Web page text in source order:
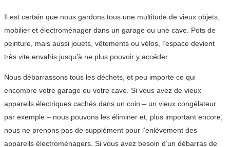
Il est certain que nous gardons tous une multitude de vieux objets,
mobilier et électroménager dans un garage ou une cave. Pots de
peinture, mais aussi jouets, vêtements ou vélos, l’espace devient
très vite envahis jusqu’à ne plus pouvoir y accéder.
Nous débarrassons tous les déchets, et peu importe ce qui
encombre votre garage ou votre cave. Si vous avez de vieux
appareils électriques cachés dans un coin – un vieux congélateur
par exemple – nous pouvons les éliminer et, plus important encore,
nous ne prenons pas de supplément pour l’enlèvement des
appareils électroménagers. Si vous avez besoin d’un débarras de